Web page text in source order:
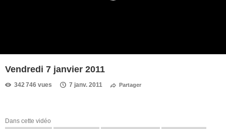
Vendredi 7 janvier 2011
342 746 vues 7 janv. 2011 Partager
Dans cette vidéo